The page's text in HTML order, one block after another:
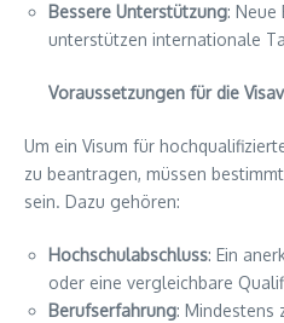
Bessere Unterstützung: Neue
unterstützen internationale
Voraussetzungen für die
Um ein Visum für
zu beantragen, müssen
sein. Dazu gehören:
Hochschulabschluss: Ein
oder eine vergleichbare
Berufserfahrung: Mindestens